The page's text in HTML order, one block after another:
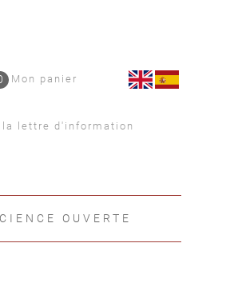
Mon panier
lettre d'information
OUVERTE